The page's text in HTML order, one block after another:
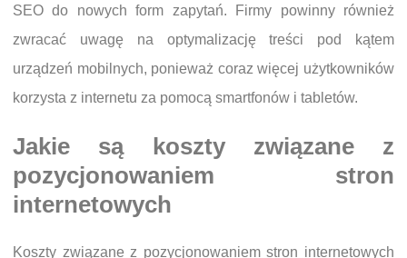
SEO do nowych form zapytań. Firmy powinny również
zwracać uwagę na optymalizację treści pod kątem
urządzeń mobilnych, ponieważ coraz więcej użytkowników
korzysta z internetu za pomocą smartfonów i tabletów.
Jakie są koszty związane z
pozycjonowaniem stron
internetowych
Koszty związane z pozycjonowaniem stron internetowych